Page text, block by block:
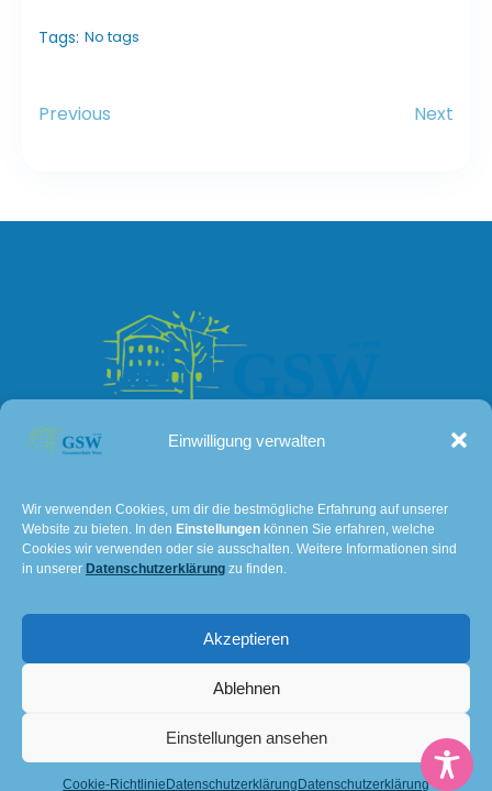
Einwilligung verwalten
Wir verwenden Cookies, um dir die bestmögliche Erfahrung auf unserer
Website zu bieten. In den Einstellungen können Sie erfahren, welche
Cookies wir verwenden oder sie ausschalten. Weitere Informationen sind
in unserer Datenschutzerklärung zu finden.
Akzeptieren
Ablehnen
Einstellungen ansehen
Cookie-Richtlinie Datenschutzerklärung Datenschutzerklärung
Tags: No tags
Previous Next
Lissaer Straße 7
28237 Bremen
Tel: 0421 – 36114611
501@schulverwaltung.bremen.de
Impressum und Datenschutz
using WordPress andKubio